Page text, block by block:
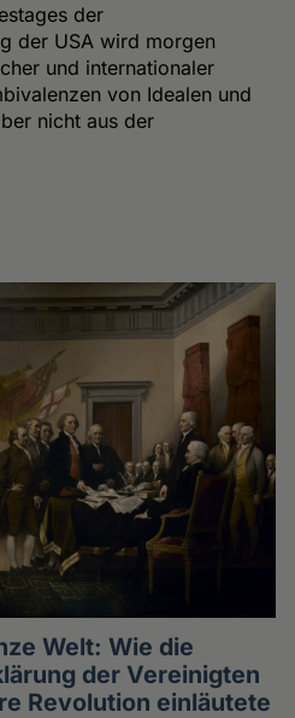
der
der USA wird morgen
und internationaler
von Idealen und
nicht aus der
Welt: Wie die
der Vereinigten
Revolution einläutete